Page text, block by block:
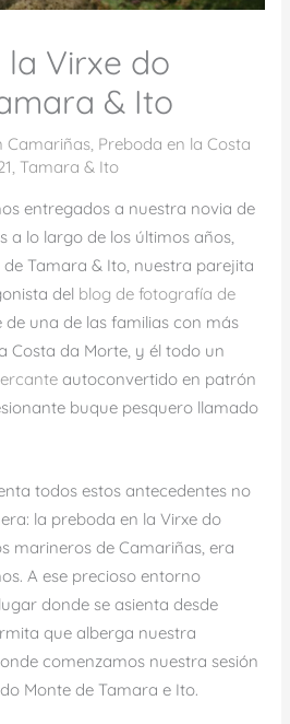
Virxe do
& Ito
Camariñas, Preboda en la Costa
, Tamara & Ito
entregados a nuestra novia de
a lo largo de los últimos años,
Tamara & Ito, nuestra parejita
del blog de fotografía de
de una de las familias con más
Costa da Morte, y él todo un
autoconvertido en patrón
buque pesquero llamado
todos estos antecedentes no
la preboda en la Virxe do
marineros de Camariñas, era
A ese precioso entorno
donde se asienta desde
que alberga nuestra
comenzamos nuestra sesión
Monte de Tamara e Ito.